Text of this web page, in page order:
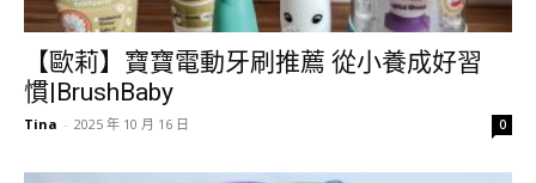
【歐莉】寶寶電動牙刷推薦 從小養成好習
慣|BrushBaby
Tina - 2025 年 10 月 16 日 0